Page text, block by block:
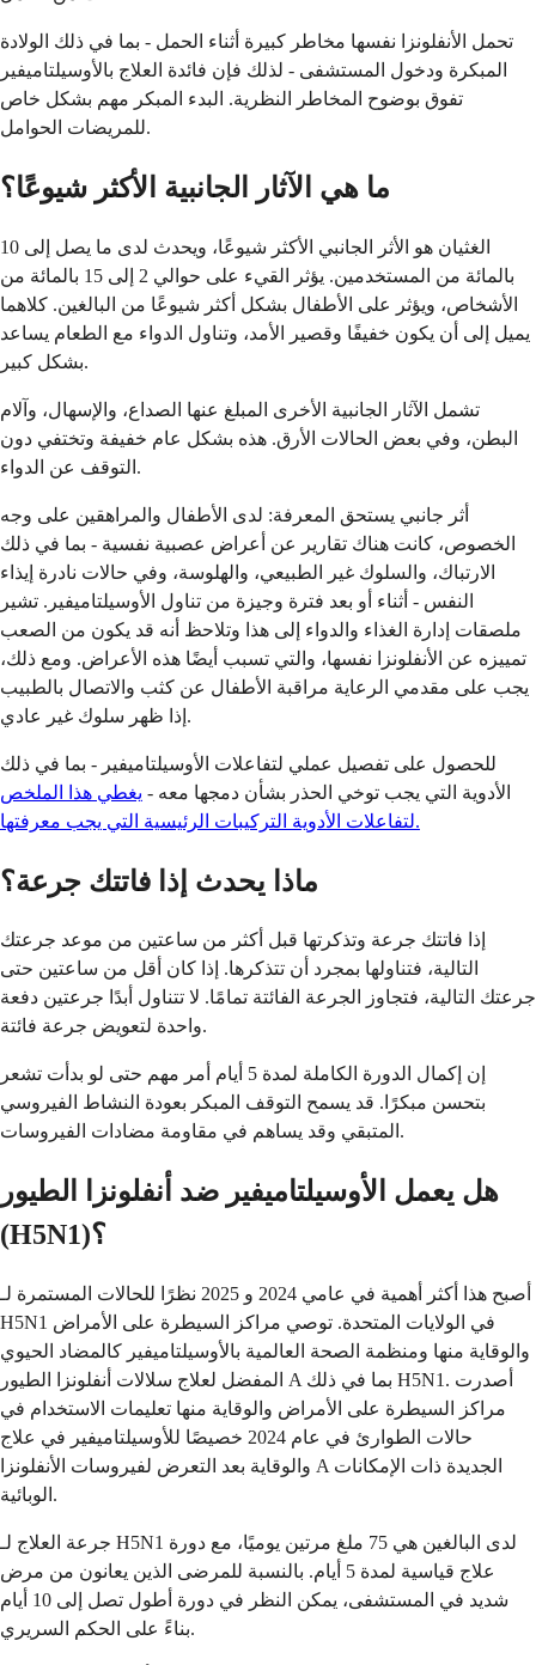
تحمل الأنفلونزا نفسها مخاطر كبيرة أثناء الحمل - بما في ذلك الولادة
المبكرة ودخول المستشفى - لذلك فإن فائدة العلاج بالأوسيلتاميفير
تفوق بوضوح المخاطر النظرية. البدء المبكر مهم بشكل خاص
للمريضات الحوامل.
ما هي الآثار الجانبية الأكثر شيوعًا؟
الغثيان هو الأثر الجانبي الأكثر شيوعًا، ويحدث لدى ما يصل إلى 10
بالمائة من المستخدمين. يؤثر القيء على حوالي 2 إلى 15 بالمائة من
الأشخاص، ويؤثر على الأطفال بشكل أكثر شيوعًا من البالغين. كلاهما
يميل إلى أن يكون خفيفًا وقصير الأمد، وتناول الدواء مع الطعام يساعد
بشكل كبير.
تشمل الآثار الجانبية الأخرى المبلغ عنها الصداع، والإسهال، وآلام
البطن، وفي بعض الحالات الأرق. هذه بشكل عام خفيفة وتختفي دون
التوقف عن الدواء.
أثر جانبي يستحق المعرفة: لدى الأطفال والمراهقين على وجه
الخصوص، كانت هناك تقارير عن أعراض عصبية نفسية - بما في ذلك
الارتباك، والسلوك غير الطبيعي، والهلوسة، وفي حالات نادرة إيذاء
النفس - أثناء أو بعد فترة وجيزة من تناول الأوسيلتاميفير. تشير
ملصقات إدارة الغذاء والدواء إلى هذا وتلاحظ أنه قد يكون من الصعب
تمييزه عن الأنفلونزا نفسها، والتي تسبب أيضًا هذه الأعراض. ومع ذلك،
يجب على مقدمي الرعاية مراقبة الأطفال عن كثب والاتصال بالطبيب
إذا ظهر سلوك غير عادي.
للحصول على تفصيل عملي لتفاعلات الأوسيلتاميفير - بما في ذلك
الأدوية التي يجب توخي الحذر بشأن دمجها معه - يغطي هذا الملخص
لتفاعلات الأدوية التركيبات الرئيسية التي يجب معرفتها.
ماذا يحدث إذا فاتتك جرعة؟
إذا فاتتك جرعة وتذكرتها قبل أكثر من ساعتين من موعد جرعتك
التالية، فتناولها بمجرد أن تتذكرها. إذا كان أقل من ساعتين حتى
جرعتك التالية، فتجاوز الجرعة الفائتة تمامًا. لا تتناول أبدًا جرعتين دفعة
واحدة لتعويض جرعة فائتة.
إن إكمال الدورة الكاملة لمدة 5 أيام أمر مهم حتى لو بدأت تشعر
بتحسن مبكرًا. قد يسمح التوقف المبكر بعودة النشاط الفيروسي
المتبقي وقد يساهم في مقاومة مضادات الفيروسات.
هل يعمل الأوسيلتاميفير ضد أنفلونزا الطيور
(H5N1)؟
أصبح هذا أكثر أهمية في عامي 2024 و 2025 نظرًا للحالات المستمرة لـ
H5N1 في الولايات المتحدة. توصي مراكز السيطرة على الأمراض
والوقاية منها ومنظمة الصحة العالمية بالأوسيلتاميفير كالمضاد الحيوي
المفضل لعلاج سلالات أنفلونزا الطيور A بما في ذلك H5N1. أصدرت
مراكز السيطرة على الأمراض والوقاية منها تعليمات الاستخدام في
حالات الطوارئ في عام 2024 خصيصًا للأوسيلتاميفير في علاج
والوقاية بعد التعرض لفيروسات الأنفلونزا A الجديدة ذات الإمكانات
الوبائية.
جرعة العلاج لـ H5N1 لدى البالغين هي 75 ملغ مرتين يوميًا، مع دورة
علاج قياسية لمدة 5 أيام. بالنسبة للمرضى الذين يعانون من مرض
شديد في المستشفى، يمكن النظر في دورة أطول تصل إلى 10 أيام
بناءً على الحكم السريري.